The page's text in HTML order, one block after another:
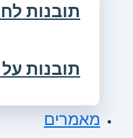
תובנות
תובנות על
מאמרים